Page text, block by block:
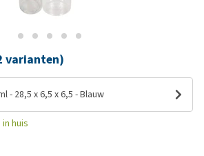
varianten)
- 28,5 x 6,5 x 6,5 - Blauw
huis